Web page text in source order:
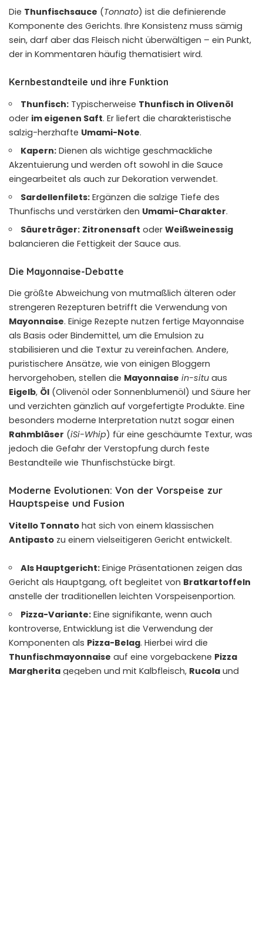
Die Thunfischsauce (Tonnato) ist die definierende
Komponente des Gerichts. Ihre Konsistenz muss sämig
sein, darf aber das Fleisch nicht überwältigen – ein Punkt,
der in Kommentaren häufig thematisiert wird.
Kernbestandteile und ihre Funktion
Thunfisch: Typischerweise Thunfisch in Olivenöl
oder im eigenen Saft. Er liefert die charakteristische
salzig-herzhafte Umami-Note.
Kapern: Dienen als wichtige geschmackliche
Akzentuierung und werden oft sowohl in die Sauce
eingearbeitet als auch zur Dekoration verwendet.
Sardellenfilets: Ergänzen die salzige Tiefe des
Thunfischs und verstärken den Umami-Charakter.
Säureträger: Zitronensaft oderWeißweinessig
balancieren die Fettigkeit der Sauce aus.
Die Mayonnaise-Debatte
Die größte Abweichung von mutmaßlich älteren oder
strengeren Rezepturen betrifft die Verwendung von
Mayonnaise. Einige Rezepte nutzen fertige Mayonnaise
als Basis oder Bindemittel, um die Emulsion zu
stabilisieren und die Textur zu vereinfachen. Andere,
puristischere Ansätze, wie von einigen Bloggern
hervorgehoben, stellen die Mayonnaise in-situ aus
Eigelb, Öl (Olivenöl oder Sonnenblumenöl) und Säure her
und verzichten gänzlich auf vorgefertigte Produkte. Eine
besonders moderne Interpretation nutzt sogar einen
Rahmbläser (iSi-Whip) für eine geschäumte Textur, was
jedoch die Gefahr der Verstopfung durch feste
Bestandteile wie Thunfischstücke birgt.
Moderne Evolutionen: Von der Vorspeise zur
Hauptspeise und Fusion
Vitello Tonnato hat sich von einem klassischen
Antipasto zu einem vielseitigeren Gericht entwickelt.
Als Hauptgericht: Einige Präsentationen zeigen das
Gericht als Hauptgang, oft begleitet von Bratkartoffeln
anstelle der traditionellen leichten Vorspeisenportion.
Pizza-Variante: Eine signifikante, wenn auch
kontroverse, Entwicklung ist die Verwendung der
Komponenten als Pizza-Belag. Hierbei wird die
Thunfischmayonnaise auf eine vorgebackene Pizza
Margherita gegeben und mit Kalbfleisch, Rucola und